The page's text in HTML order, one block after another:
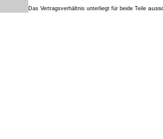
Das Vertragsverhältnis unterliegt für beide Teile